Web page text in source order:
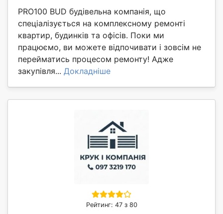
PRO100 BUD будівельна компанія, що
спеціалізується на комплексному ремонті
квартир, будинків та офісів. Поки ми
працюємо, ви можете відпочивати і зовсім не
перейматись процесом ремонту! Адже
закупівля... Докладніше
Рейтинг: 47 з 80